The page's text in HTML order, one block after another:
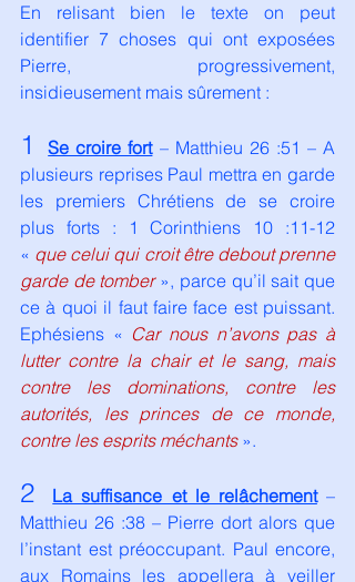
En relisant bien le texte on peut
identifier 7 choses qui ont exposées
Pierre, progressivement,
insidieusement mais sûrement :
1 Se croire fort – Matthieu 26 :51 – A
plusieurs reprises Paul mettra en garde
les premiers Chrétiens de se croire
plus forts : 1 Corinthiens 10 :11-12
« que celui qui croit être debout prenne
garde de tomber », parce qu’il sait que
ce à quoi il faut faire face est puissant.
Ephésiens « Car nous n’avons pas à
lutter contre la chair et le sang, mais
contre les dominations, contre les
autorités, les princes de ce monde,
contre les esprits méchants ».
2 La suffisance et le relâchement –
Matthieu 26 :38 – Pierre dort alors que
l’instant est préoccupant. Paul encore,
aux Romains les appellera à veiller